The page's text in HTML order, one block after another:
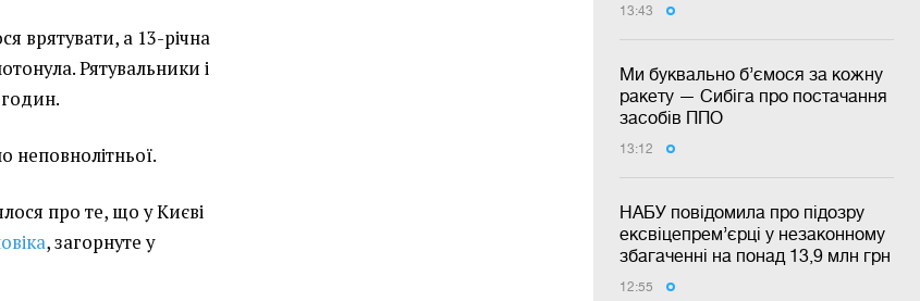
13:43
Ми буквально б’ємося за кожну
ракету — Сибіга про постачання
засобів ППО
13:12
НАБУ повідомила про підозру
ексвіцепрем’єрці у незаконному
збагаченні на понад 13,9 млн грн
12:55
врятувати, а 13-річна
Рятувальники і
неповнолітньої.
про те, що у Києві
, загорнуте у